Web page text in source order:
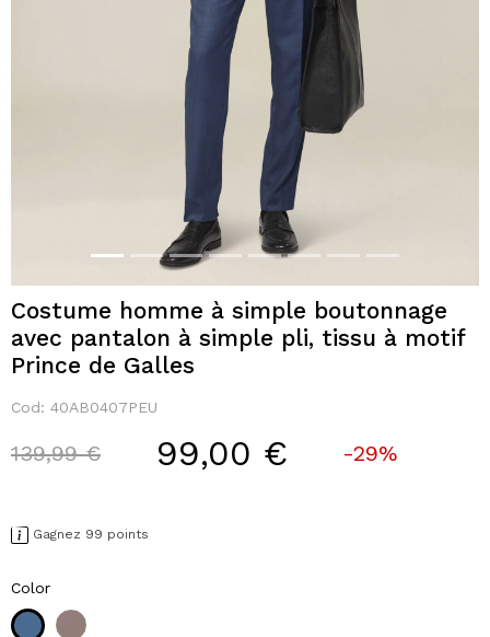
Costume homme à simple boutonnage
avec pantalon à simple pli, tissu à motif
Prince de Galles
Cod: 40AB0407PEU
Price reduced from
139,99 €to 99,00 € -29%
Gagnez 99 points
Color